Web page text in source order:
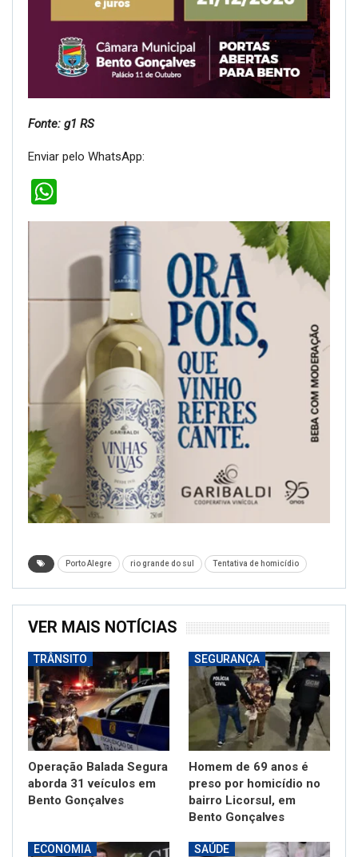
Fonte: g1 RS
Enviar pelo WhatsApp:
Porto Alegre rio grande do sul Tentativa de homicídio
VER MAIS NOTÍCIAS
TRÂNSITO
Operação Balada Segura
aborda 31 veículos em
Bento Gonçalves
SEGURANÇA
Homem de 69 anos é
preso por homicídio no
bairro Licorsul, em
Bento Gonçalves
ECONOMIA SAÚDE